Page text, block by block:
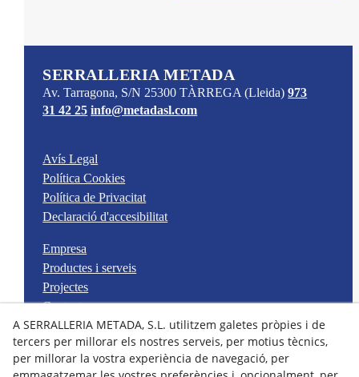
SERRALLERIA METADA
Av. Tarragona, S/N 25300 TÀRREGA (Lleida) 973
31 42 25 info@metadasl.com
Avís Legal
Política Cookies
Política de Privacitat
Declaració d'accesibilitat
Empresa
Productes i serveis
Projectes
Contacte
Instagram
A SERRALLERIA METADA, S.L. utilitzem galetes pròpies i de
tercers per millorar els nostres serveis, per motius tècnics,
per millorar la vostra experiència de navegació, per